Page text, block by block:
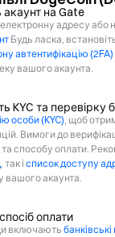
акаунт на Gate
адресу
Будь ласка,
автентифікацію (2FA)
вашого акаунта.
KYC та перевірку
особи (KYC), щоб
Вимоги до
та способу оплати.
, так і список доступу
вашого акаунта.
оплати
включають